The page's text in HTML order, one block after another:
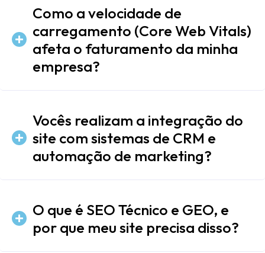
Como a velocidade de
carregamento (Core Web Vitals)
afeta o faturamento da minha
empresa?
Vocês realizam a integração do
site com sistemas de CRM e
automação de marketing?
O que é SEO Técnico e GEO, e
por que meu site precisa disso?